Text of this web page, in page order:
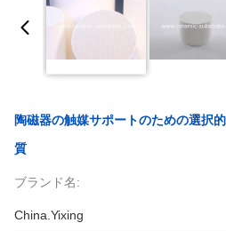
陶磁器の触媒サポートのための選択
質
ブランド名:
China.Yixing